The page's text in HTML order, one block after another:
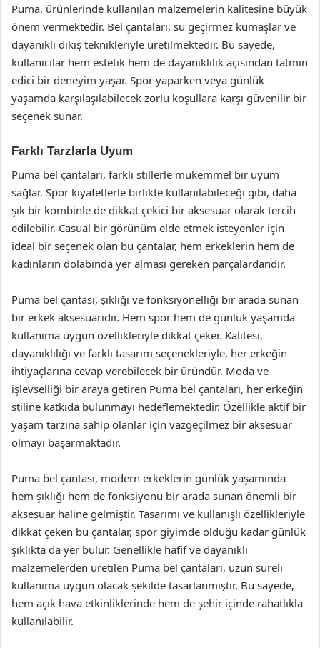
Puma, ürünlerinde kullanılan malzemelerin kalitesine büyük
önem vermektedir. Bel çantaları, su geçirmez kumaşlar ve
dayanıklı dikiş teknikleriyle üretilmektedir. Bu sayede,
kullanıcılar hem estetik hem de dayanıklılık açısından tatmin
edici bir deneyim yaşar. Spor yaparken veya günlük
yaşamda karşılaşılabilecek zorlu koşullara karşı güvenilir bir
seçenek sunar.
Farklı Tarzlarla Uyum
Puma bel çantaları, farklı stillerle mükemmel bir uyum
sağlar. Spor kıyafetlerle birlikte kullanılabileceği gibi, daha
şık bir kombinle de dikkat çekici bir aksesuar olarak tercih
edilebilir. Casual bir görünüm elde etmek isteyenler için
ideal bir seçenek olan bu çantalar, hem erkeklerin hem de
kadınların dolabında yer alması gereken parçalardandır.
Puma bel çantası, şıklığı ve fonksiyonelliği bir arada sunan
bir erkek aksesuarıdır. Hem spor hem de günlük yaşamda
kullanıma uygun özellikleriyle dikkat çeker. Kalitesi,
dayanıklılığı ve farklı tasarım seçenekleriyle, her erkeğin
ihtiyaçlarına cevap verebilecek bir üründür. Moda ve
işlevselliği bir araya getiren Puma bel çantaları, her erkeğin
stiline katkıda bulunmayı hedeflemektedir. Özellikle aktif bir
yaşam tarzına sahip olanlar için vazgeçilmez bir aksesuar
olmayı başarmaktadır.
Puma bel çantası, modern erkeklerin günlük yaşamında
hem şıklığı hem de fonksiyonu bir arada sunan önemli bir
aksesuar haline gelmiştir. Tasarımı ve kullanışlı özellikleriyle
dikkat çeken bu çantalar, spor giyimde olduğu kadar günlük
şıklıkta da yer bulur. Genellikle hafif ve dayanıklı
malzemelerden üretilen Puma bel çantaları, uzun süreli
kullanıma uygun olacak şekilde tasarlanmıştır. Bu sayede,
hem açık hava etkinliklerinde hem de şehir içinde rahatlıkla
kullanılabilir.